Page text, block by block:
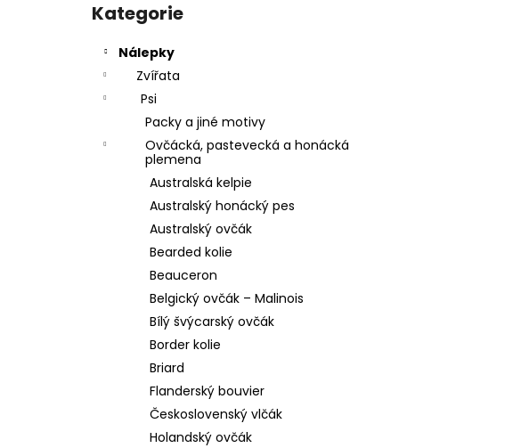
kategorie
Kategorie
Nálepky
Zvířata
Psi
Packy a jiné motivy
Ovčácká, pastevecká a honácká
plemena
Australská kelpie
Australský honácký pes
Australský ovčák
Bearded kolie
Beauceron
Belgický ovčák – Malinois
Bílý švýcarský ovčák
Border kolie
Briard
Flanderský bouvier
Československý vlčák
Holandský ovčák